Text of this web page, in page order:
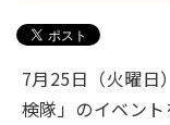
7月25日（火曜日
検隊」のイベント